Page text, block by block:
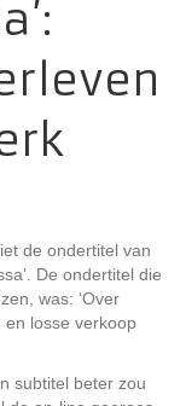
de ondertitel van
De ondertitel die
was: ‘Over
en losse verkoop
subtitel beter zou